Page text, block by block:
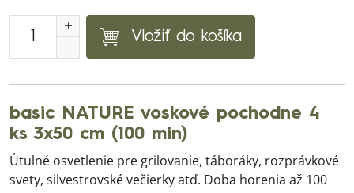
Vložiť do košíka
basic NATURE voskové pochodne 4
ks 3x50 cm (100 min)
Útulné osvetlenie pre grilovanie, táboráky, rozprávkové
svety, silvestrovské večierky atď. Doba horenia až 100